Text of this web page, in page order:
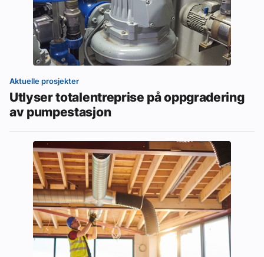
Aktuelle prosjekter
Utlyser totalentreprise på oppgradering
av pumpestasjon